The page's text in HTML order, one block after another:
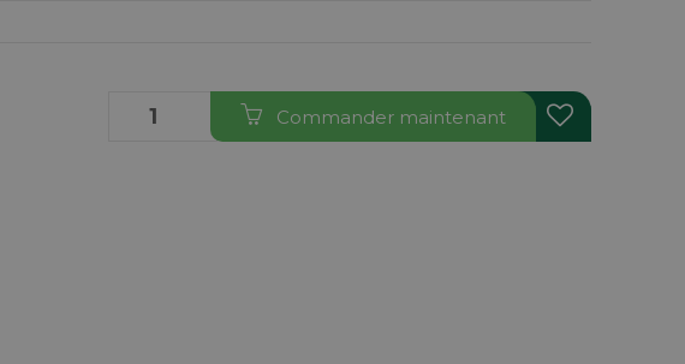
Commander maintenant